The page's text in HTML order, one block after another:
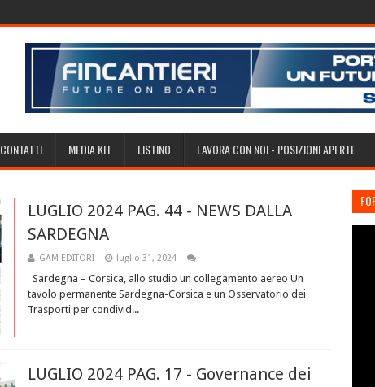
CONTATTI MEDIA KIT LISTINO LAVORA CON NOI - POSIZIONI APERTE
LUGLIO 2024 PAG. 44 - NEWS DALLA
SARDEGNA
GAM EDITORI luglio 31, 2024
Sardegna – Corsica, allo studio un collegamento aereo Un
tavolo permanente Sardegna-Corsica e un Osservatorio dei
Trasporti per condivid...
LUGLIO 2024 PAG. 17 - Governance dei